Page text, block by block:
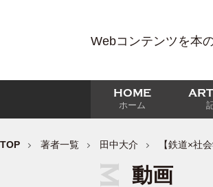
Webコンテンツを本
HOME
ホーム
TOP 著者一覧 田中大介 【鉄道×社
動画